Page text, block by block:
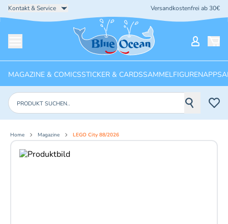
Kontakt & Service Versandkostenfrei ab 30€
Startseite
MAGAZINE & COMICSSTICKER & CARDSSAMMELFIGURENAPPS
Produkte suchen
Home Magazine LEGO City 88/2026
Aktuelles Bild: 1 von 5